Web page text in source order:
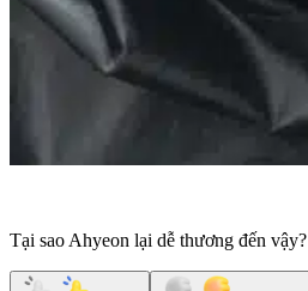
Tại sao Ahyeon lại dễ thương đến vậy?